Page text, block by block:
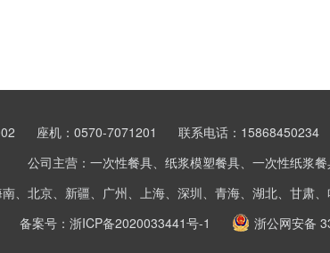
座机：0570-7071201 联系电话：15868450234
公司主营：一次性餐具、纸浆模塑餐具、一次性纸浆
、北京、新疆、广州、上海、深圳、青海、湖北、甘肃
备案号： 浙ICP备2020033441号-1 浙公网安备